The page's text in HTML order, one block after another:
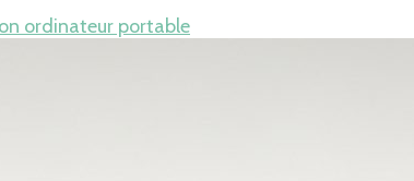
ordinateur portable